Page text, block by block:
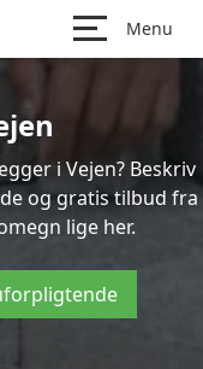
Menu
i Vejen? Beskriv
og gratis tilbud fra
lige her.